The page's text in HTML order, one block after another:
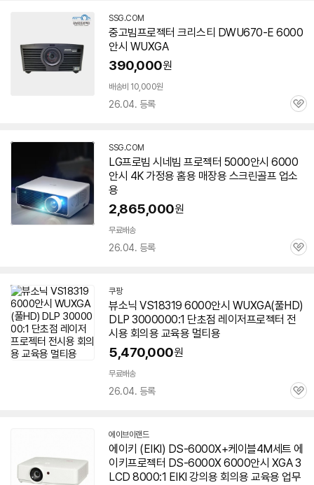
SSG.COM
중고빔프로젝터 크리스티 DWU670-E 6000
안시 WUXGA
390,000원
배송비 10,000원
26.04. 등록
관
SSG.COM
LG프로빔 시네빔 프로젝터 5000안시 6000
안시 4K 가정용 홈용 매장용 스크린골프 업소
용
2,865,000원
무료배송
26.04. 등록
관
쿠팡
뷰소닉 VS18319 6000안시 WUXGA(풀HD)
DLP 3000000:1 단초점 레이저프로젝터 전
시용 회의용 교육용 멀티용
5,470,000원
무료배송
26.04. 등록
관
에이브이랜드네
이
버
페
에이키 (EIKI) DS-6000X+케이블4M세트 에
이키프로젝터 DS-6000X6000안시 XGA 3
LCD 8000:1 EIKI 강의용 회의용 교육용 업무